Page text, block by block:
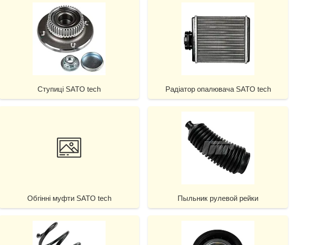
Ступиці SATO tech Радіатор опалювача SATO tech
Обгінні муфти SATO tech Пыльник рулевой рейки